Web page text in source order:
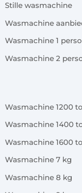
Stille wasmachine
Wasmachine
Wasmachine 1
Wasmachine 2
Wasmachine 1200
Wasmachine 1400
Wasmachine 1600
Wasmachine 7 kg
Wasmachine 8 kg